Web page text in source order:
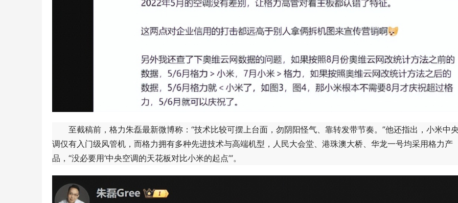
至截稿前，格力朱磊最新微博称：“技术比较可摆上台面，勿阴阳怪气、靠转发带节奏。”他还指出，小米中
调仅有入门级风管机，而格力拥有多种先进技术与高端机型，人民大会堂、港珠澳大桥、华龙一号均采用格力产
品，“没必要用‘中央空调的天花板对比小米的起点’”。